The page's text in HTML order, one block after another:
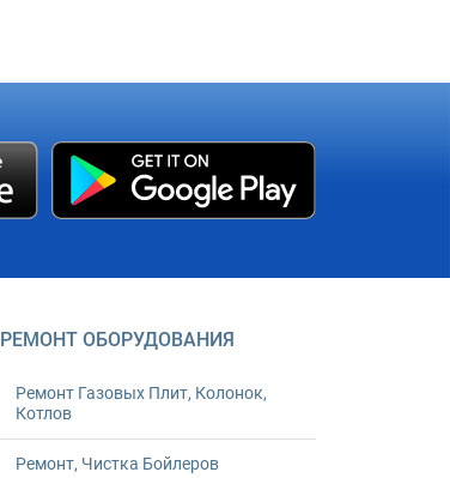
РЕМОНТ ОБОРУДОВАНИЯ
Ремонт Газовых Плит, Колонок,
Котлов
Ремонт, Чистка Бойлеров